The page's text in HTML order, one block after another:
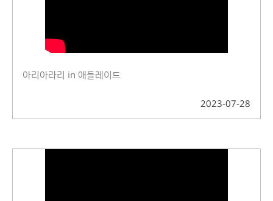
아리아라리 in 애들레이드
2023-07-28